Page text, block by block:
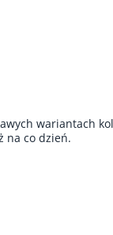
wariantach
na co dzień.